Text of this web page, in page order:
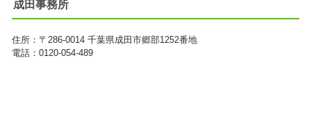
成田事務所
住所： 〒286-0014 千葉県成田市郷部1252番地
電話：0120-054-489